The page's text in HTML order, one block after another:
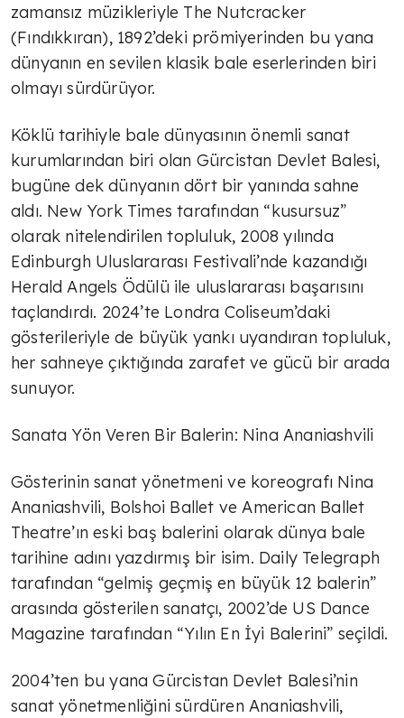
zamansız müzikleriyle The Nutcracker
(Fındıkkıran), 1892’deki prömiyerinden bu yana
dünyanın en sevilen klasik bale eserlerinden biri
olmayı sürdürüyor.
Köklü tarihiyle bale dünyasının önemli sanat
kurumlarından biri olan Gürcistan Devlet Balesi,
bugüne dek dünyanın dört bir yanında sahne
aldı. New York Times tarafından “kusursuz”
olarak nitelendirilen topluluk, 2008 yılında
Edinburgh Uluslararası Festivali’nde kazandığı
Herald Angels Ödülü ile uluslararası başarısını
taçlandırdı. 2024’te Londra Coliseum’daki
gösterileriyle de büyük yankı uyandıran topluluk,
her sahneye çıktığında zarafet ve gücü bir arada
sunuyor.
Sanata Yön Veren Bir Balerin: Nina Ananiashvili
Gösterinin sanat yönetmeni ve koreografı Nina
Ananiashvili, Bolshoi Ballet ve American Ballet
Theatre’ın eski baş balerini olarak dünya bale
tarihine adını yazdırmış bir isim. Daily Telegraph
tarafından “gelmiş geçmiş en büyük 12 balerin”
arasında gösterilen sanatçı, 2002’de US Dance
Magazine tarafından “Yılın En İyi Balerini” seçildi.
2004’ten bu yana Gürcistan Devlet Balesi’nin
sanat yönetmenliğini sürdüren Ananiashvili,